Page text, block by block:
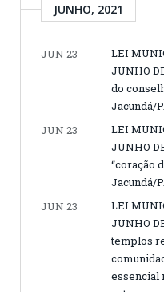
JUNHO, 2021
JUN 23
LEI
JUNHO
do
Jacundá/
JUN 23
LEI
JUNHO
“coração
Jacundá/
JUN 23
LEI
JUNHO
templos
essencial